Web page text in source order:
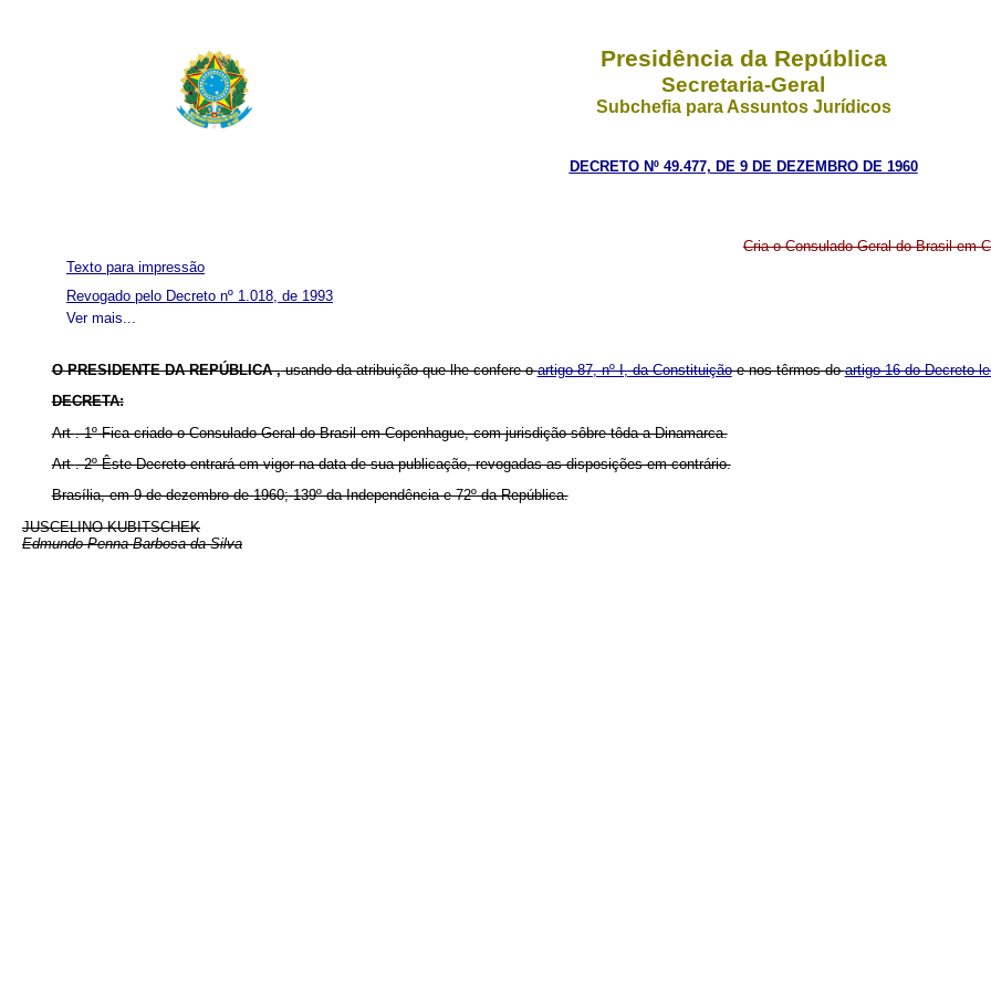
Presidência da República
Secretaria-Geral
Subchefia para Assuntos Jurídicos
DECRETO Nº 49.477, DE 9 DE DEZEMBRO DE 1960
Cria o Consulado-Geral do Brasil em
Ver mais...
Texto para impressão
Revogado pelo Decreto nº 1.018, de 1993
O PRESIDENTE DA REPÚBLICA ,usando da atribuição que lhe confere oartigo 87, nº I, da Constituiçãoe nos têrmos doartigo 16 do Decreto-
DECRETA:
Art. 1º Fica criado o Consulado-Geral do Brasil em Copenhague, com jurisdição sôbre tôda a Dinamarca.
Art. 2º Êste Decreto entrará em vigor na data de sua publicação, revogadas as disposições em contrário.
Brasília, em 9 de dezembro de 1960; 139º da Independência e 72º da República.
JUSCELINO KUBITSCHEK
Edmundo Penna Barbosa da Silva